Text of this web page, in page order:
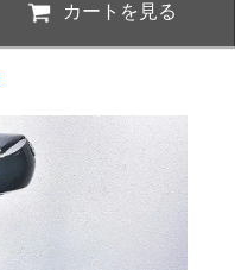
カートを見る